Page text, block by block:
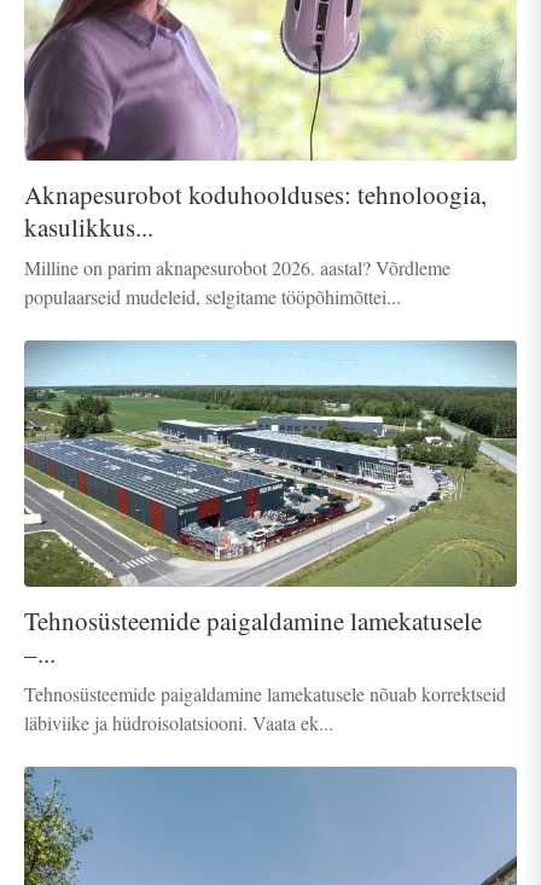
Aknapesurobot koduhoolduses: tehnoloogia,
kasulikkus...
Milline on parim aknapesurobot 2026. aastal? Võrdleme
populaarseid mudeleid, selgitame tööpõhimõttei...
Tehnosüsteemide paigaldamine lamekatusele
–...
Tehnosüsteemide paigaldamine lamekatusele nõuab korrektseid
läbiviike ja hüdroisolatsiooni. Vaata ek...